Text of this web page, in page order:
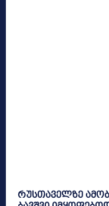
რუსთაველზე